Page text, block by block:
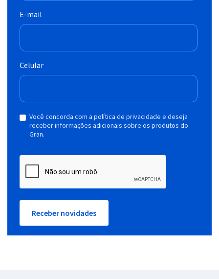
E-mail
Celular
Você concorda com a política de privacidade e deseja
receber informações adicionais sobre os produtos do
Gran.
Receber novidades